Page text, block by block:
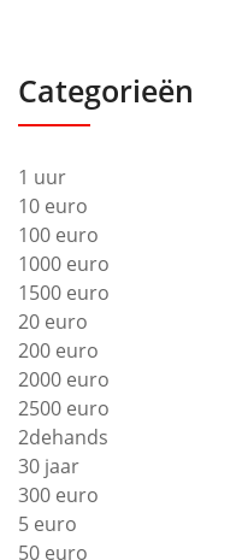
Categorieën
1 uur
10 euro
100 euro
1000 euro
1500 euro
20 euro
200 euro
2000 euro
2500 euro
2dehands
30 jaar
300 euro
5 euro
50 euro